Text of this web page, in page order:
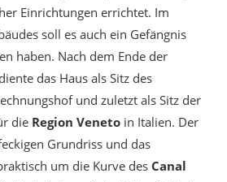
Einrichtungen errichtet. Im
soll es auch ein Gefängnis
haben. Nach dem Ende der
das Haus als Sitz des
und zuletzt als Sitz der
die Region Veneto in Italien. Der
Grundriss und das
um die Kurve des Canal